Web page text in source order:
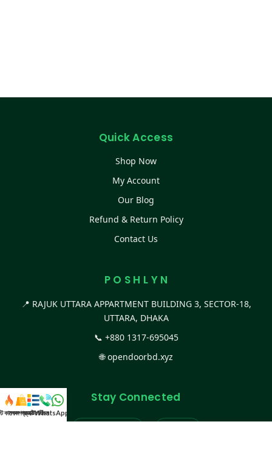
Quick Access
Shop Now
My Account
Our Blog
Refund & Return Policy
Contact Us
P O S H L Y N
📍 RAJUK UTTARA APPARTMENT BUILDING 3, SECTOR-18,
UTTARA, DHAKA
📞 +880 1317-695045
🌐opendoorbd.xyz
Stay Connected
কালেকশন
সকল প্রডাক্টক্যাটাগরিকল
WhatsApp করুন